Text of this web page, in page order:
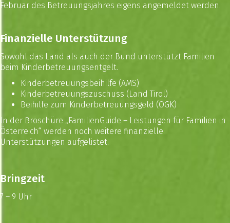
Februar des Betreuungsjahres eigens angemeldet werden.
Finanzielle Unterstützung
Sowohl das Land als auch der Bund unterstützt Familien
beim Kinderbetreuungsentgelt.
Kinderbetreuungsbeihilfe (AMS)
Kinderbetreuungszuschuss (Land Tirol)
Beihilfe zum Kinderbetreuungsgeld (ÖGK)
In der Broschüre „FamilienGuide – Leistungen für Familien in
Österreich“ werden noch weitere finanzielle
Unterstützungen aufgelistet.
Bringzeit
7 – 9 Uhr